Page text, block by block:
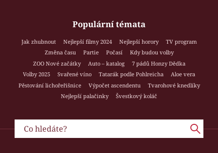
Populární témata
Jak zhubnout Nejlepší filmy 2024 Nejlepší horory
TV program
Změna času
Partie Počasí
Kdy budou volby
ZOO Nové začátky
Auto – katalog
7 pádů Honzy Dědka
Volby 2025
Svařené víno Tatarák podle Pohlreicha
Aloe vera
Pěstování lichořeřišnice
Výpočet ascendentu
Tvarohové knedlíky
Nejlepší palačinky
Švestkový koláč